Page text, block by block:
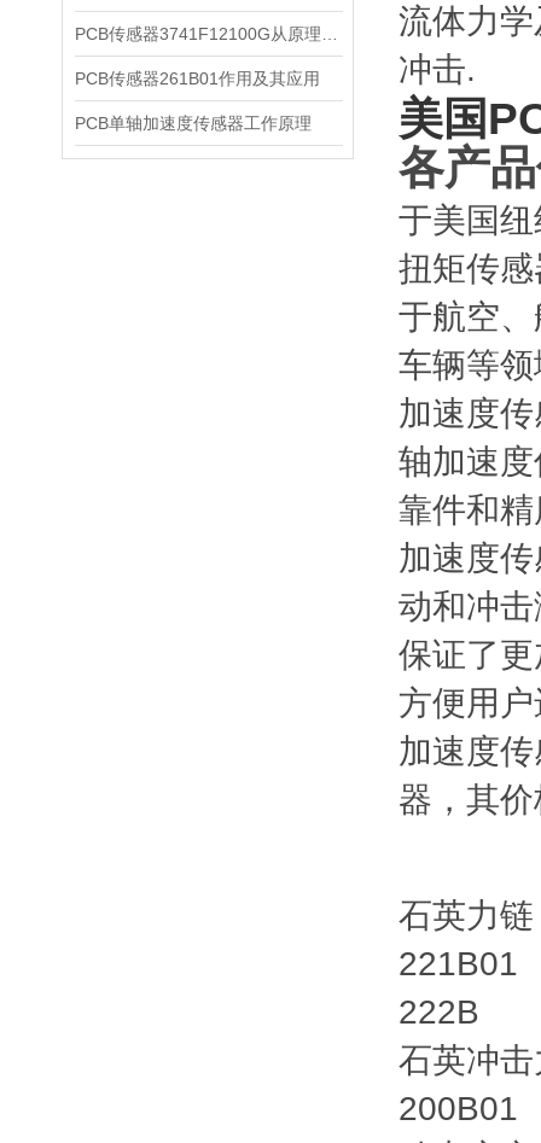
PCB传感器261B01作用及其应用
PCB单轴加速度传感器工作原理
流体力
冲击.
美国
各产
于美国
扭矩传
于航空
车辆等
加速度
轴加速
靠件和
加速度
动和冲
保证了
方便用
加速度
器，其
石英力链
222B
石英冲